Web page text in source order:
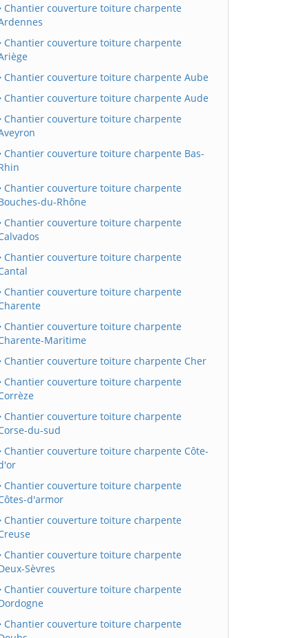
Chantier couverture toiture charpente
Chantier couverture toiture charpente
Chantier couverture toiture charpente Aube
Chantier couverture toiture charpente Aude
Chantier couverture toiture charpente
Chantier couverture toiture charpente Bas-
Chantier couverture toiture charpente
du-Rhône
Chantier couverture toiture charpente
Chantier couverture toiture charpente
Chantier couverture toiture charpente
Chantier couverture toiture charpente
Maritime
Chantier couverture toiture charpente Cher
Chantier couverture toiture charpente
Chantier couverture toiture charpente
du-sud
Chantier couverture toiture charpente Côte-
Chantier couverture toiture charpente
d'armor
Chantier couverture toiture charpente
Chantier couverture toiture charpente
Sèvres
Chantier couverture toiture charpente
Chantier couverture toiture charpente